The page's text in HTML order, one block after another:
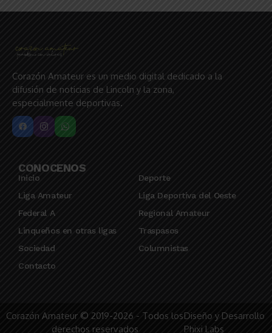
Corazón Amateur es un medio digital dedicado a la
difusión de noticias de Lincoln y la zona,
especialmente deportivas.
CONOCENOS
Inicio
Deporte
Liga Amateur
Liga Deportiva del Oeste
Federal A
Regional Amateur
Linqueños en otras ligas
Traspasos
Sociedad
Columnistas
Contacto
Corazón Amateur © 2019-2026 - Todos los
derechos reservados
Diseño y Desarrollo
Phixi Labs